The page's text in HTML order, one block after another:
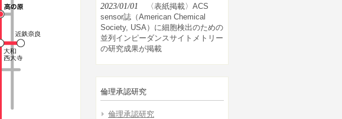
2023/01/01
〈表紙掲載〉ACS
sensor誌（American Chemical
Society, USA）に細胞検出のための
並列インピーダンスサイトメトリー
の研究成果が掲載
倫理承認研究
倫理承認研究